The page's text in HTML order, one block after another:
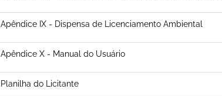
Apêndice IX - Dispensa de Licenciamento Ambiental
Apêndice X - Manual do Usuário
Planilha do Licitante